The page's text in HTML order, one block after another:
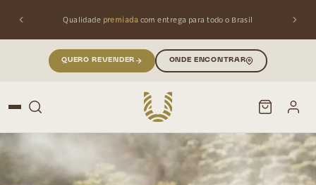
Qualidade premiadacom entrega para todo o Brasil
QUERO REVENDER ONDE ENCONTRAR
Buscar produtos: PESQUISAR